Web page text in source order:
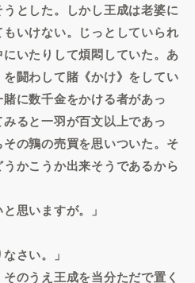
とした。しかし王成は老婆に
いけない。じっとしていられ
いたりして煩悶していた。あ
闘わして賭《かけ》をしてい
に数千金をかける者があっ
ると一羽が百文以上であっ
の鶉の売買を思いついた。そ
かこうか出来そうであるから
思いますが。」
さい。」
のうえ王成を当分ただで置く